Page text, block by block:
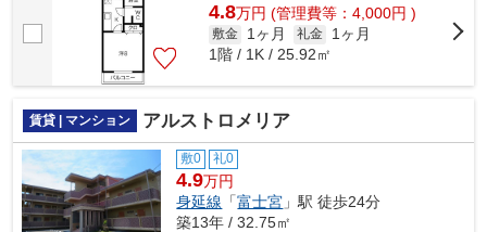
4.8万円 (管理費等：4,000円 )
敷金 1ヶ月 礼金
1ヶ月
1階 / 1K / 25.92㎡
賃貸 | マンション アルストロメリア
敷0 礼0
4.9万円
身延線 「富士宮 」駅 徒歩24分
築13年 / 32.75㎡